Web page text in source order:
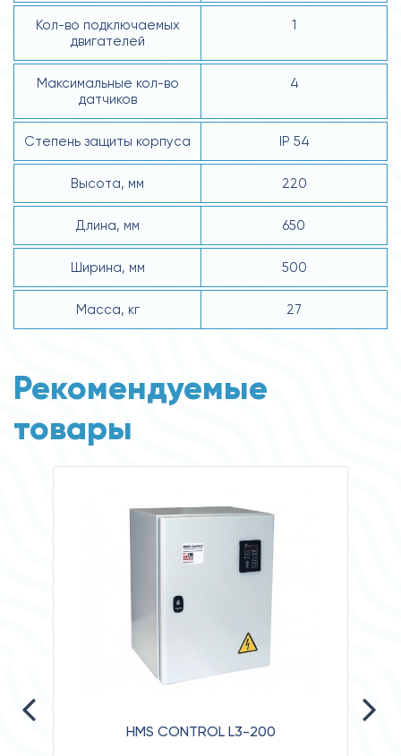
Кол-во подключаемых
двигателей
1
Максимальные кол-во
датчиков
4
Степень защиты корпуса IP 54
Высота, мм 220
Длина, мм 650
Ширина, мм 500
Масса, кг 27
Рекомендуемые
товары
HMS CONTROL L3-200